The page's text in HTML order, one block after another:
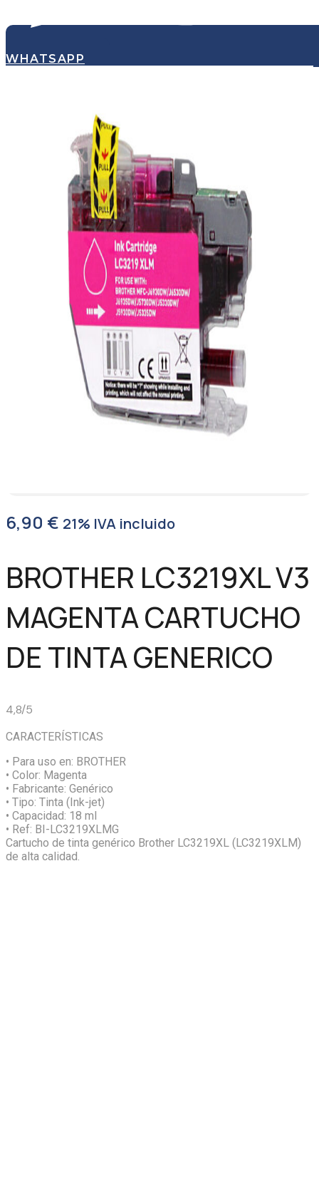
WHATSAPP
6,90 € 21% IVA incluido
BROTHER LC3219XL V3
MAGENTA CARTUCHO
DE TINTA GENERICO
4,8/5
CARACTERÍSTICAS
• Para uso en: BROTHER
• Color: Magenta
• Fabricante: Genérico
• Tipo: Tinta (Ink-jet)
• Capacidad: 18 ml
• Ref: BI-LC3219XLMG
Cartucho de tinta genérico Brother LC3219XL (LC3219XLM)
de alta calidad.